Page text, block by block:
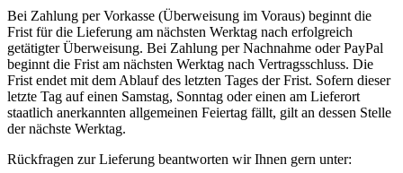
Bei Zahlung per Vorkasse (Überweisung im Voraus) beginnt die
Frist für die Lieferung am nächsten Werktag nach erfolgreich
getätigter Überweisung. Bei Zahlung per Nachnahme oder PayPal
beginnt die Frist am nächsten Werktag nach Vertragsschluss. Die
Frist endet mit dem Ablauf des letzten Tages der Frist. Sofern dieser
letzte Tag auf einen Samstag, Sonntag oder einen am Lieferort
staatlich anerkannten allgemeinen Feiertag fällt, gilt an dessen Stelle
der nächste Werktag.
Rückfragen zur Lieferung beantworten wir Ihnen gern unter: